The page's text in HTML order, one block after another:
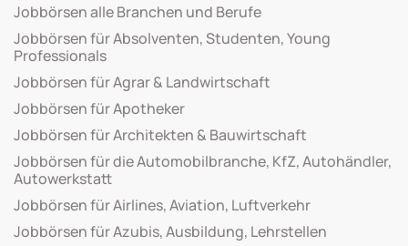
Jobbörsen alle Branchen und Berufe
Jobbörsen für Absolventen, Studenten, Young
Professionals
Jobbörsen für Agrar & Landwirtschaft
Jobbörsen für Apotheker
Jobbörsen für Architekten & Bauwirtschaft
Jobbörsen für die Automobilbranche, KfZ, Autohändler,
Autowerkstatt
Jobbörsen für Airlines, Aviation, Luftverkehr
Jobbörsen für Azubis, Ausbildung, Lehrstellen